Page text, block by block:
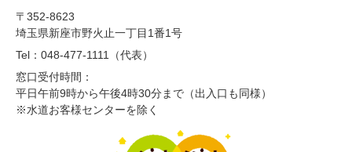
〒352-8623
埼玉県新座市野火止一丁目1番1号
Tel：048-477-1111（代表）
窓口受付時間：
平日午前9時から午後4時30分まで（出入口も同様）
※水道お客様センターを除く